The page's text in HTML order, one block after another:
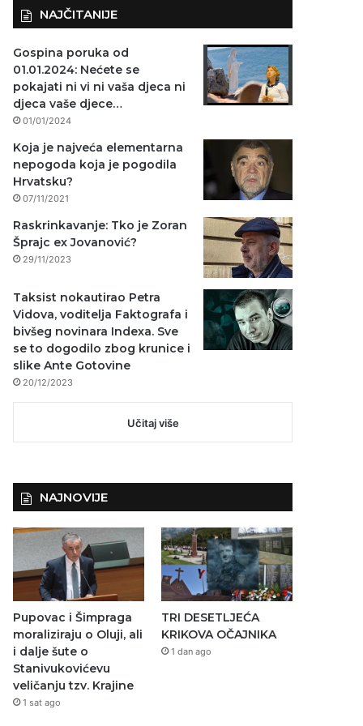
NAJČITANIJE
Gospina poruka od
01.01.2024: Nećete se
pokajati ni vi ni vaša djeca ni
djeca vaše djece…
01/01/2024
Koja je najveća elementarna
nepogoda koja je pogodila
Hrvatsku?
07/11/2021
Raskrinkavanje: Tko je Zoran
Šprajc ex Jovanović?
29/11/2023
Taksist nokautirao Petra
Vidova, voditelja Faktografa i
bivšeg novinara Indexa. Sve
se to dogodilo zbog krunice i
slike Ante Gotovine
20/12/2023
Učitaj više
NAJNOVIJE
Pupovac i Šimpraga
moraliziraju o Oluji, ali
i dalje šute o
Stanivukovićevu
veličanju tzv. Krajine
1 sat ago
TRI DESETLJEĆA
KRIKOVA OČAJNIKA
1 dan ago